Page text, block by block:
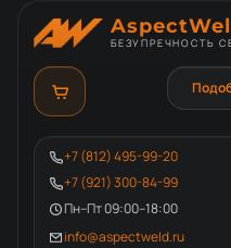
БЕЗУПРЕЧНОСТЬ
+7 (812) 495-99-20
+7 (921) 300-84-99
Пн–Пт 09:00–18:00
info@aspectweld.ru